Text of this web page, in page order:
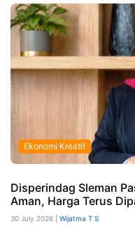
Ekonomi Kreatif
Disperindag Sleman
Aman, Harga Terus
30 July 2026 | Wijatma T S